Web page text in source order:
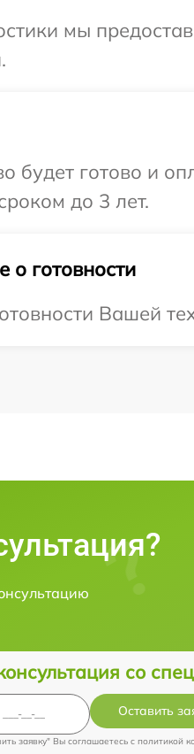
мы
будет готово и
до 3 лет.
готовности
Вашей
со
Оставить
заявку" Вы соглашаетесь c политикой